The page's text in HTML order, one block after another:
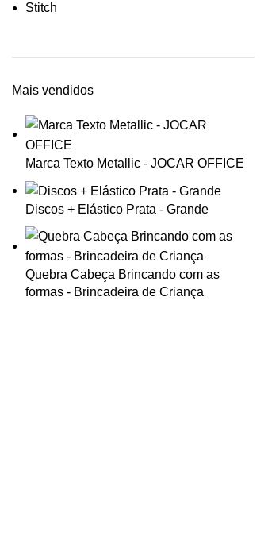
Stitch
Mais vendidos
Marca Texto Metallic - JOCAR OFFICE
Discos + Elástico Prata - Grande
Quebra Cabeça Brincando com as
formas - Brincadeira de Criança